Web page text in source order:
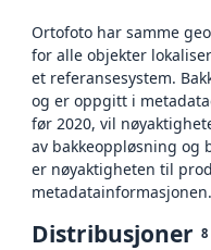
Ortofoto har samme
for alle objekter
et referansesystem.
og er oppgitt i
før 2020, vil
av bakkeoppløsning og
er nøyaktigheten til
metadatainformasjonen.
Distribusjoner 8